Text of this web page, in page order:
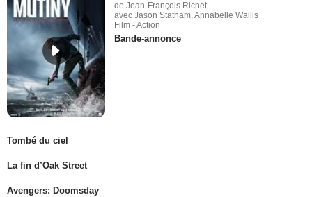
de Jean-François Richet
avec Jason Statham, Annabelle Wallis
Film - Action
Bande-annonce
Tombé du ciel
La fin d’Oak Street
Avengers: Doomsday